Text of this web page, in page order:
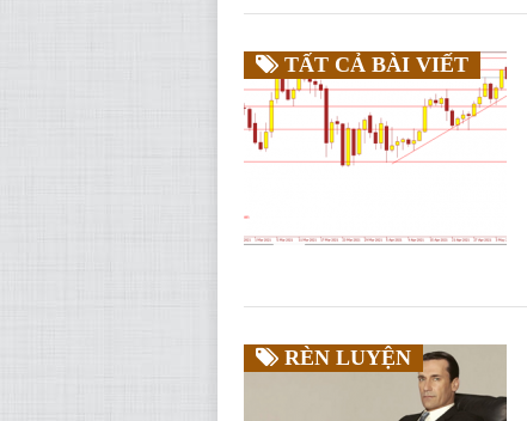
TẤT CẢ BÀI VIẾT
RÈN LUYỆN